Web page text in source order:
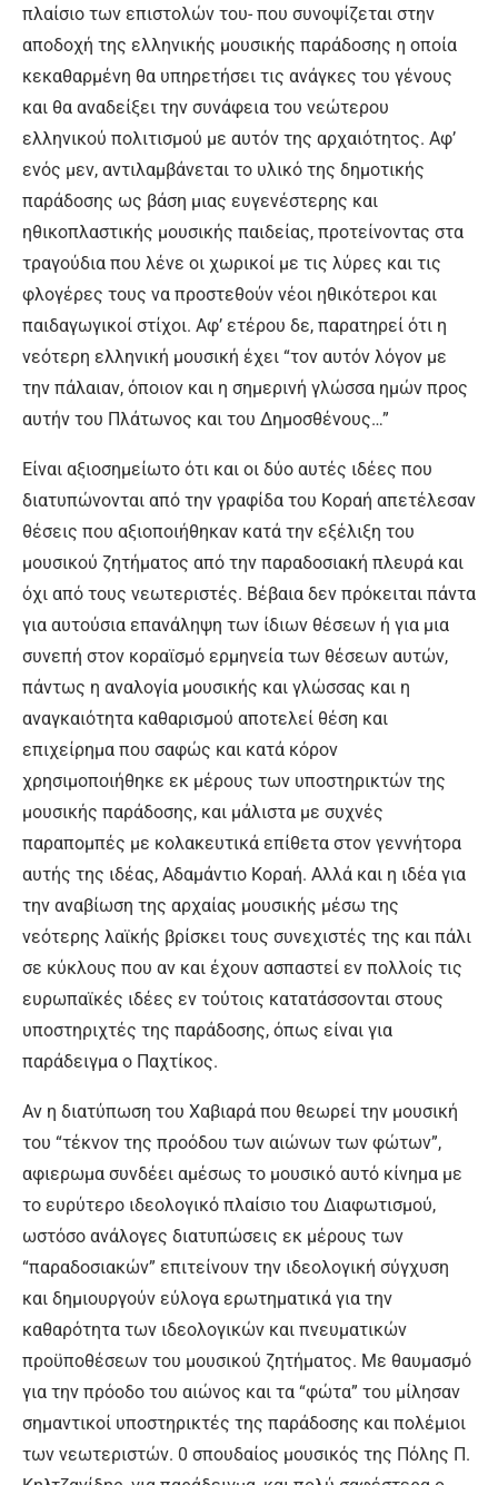
πλαίσιο των επιστολών του- που συνοψίζεται στην
αποδοχή της ελληνικής μουσικής παράδοσης η οποία
κεκαθαρμένη θα υπηρετήσει τις ανάγκες του γένους
και θα αναδείξει την συνάφεια του νεώτερου
ελληνικού πολιτισμού με αυτόν της αρχαιότητος. Αφ’
ενός μεν, αντιλαμβάνεται το υλικό της δημοτικής
παράδοσης ως βάση μιας ευγενέστερης και
ηθικοπλαστικής μουσικής παιδείας, προτείνοντας στα
τραγούδια που λένε οι χωρικοί με τις λύρες και τις
φλογέρες τους να προστεθούν νέοι ηθικότεροι και
παιδαγωγικοί στίχοι. Αφ’ ετέρου δε, παρατηρεί ότι η
νεότερη ελληνική μουσική έχει “τον αυτόν λόγον με
την πάλαιαν, όποιον και η σημερινή γλώσσα ημών προς
αυτήν του Πλάτωνος και του Δημοσθένους…”
Είναι αξιοσημείωτο ότι και οι δύο αυτές ιδέες που
διατυπώνονται από την γραφίδα του Κοραή απετέλεσαν
θέσεις που αξιοποιήθηκαν κατά την εξέλιξη του
μουσικού ζητήματος από την παραδοσιακή πλευρά και
όχι από τους νεωτεριστές. Βέβαια δεν πρόκειται πάντα
για αυτούσια επανάληψη των ίδιων θέσεων ή για μια
συνεπή στον κοραϊσμό ερμηνεία των θέσεων αυτών,
πάντως η αναλογία μουσικής και γλώσσας και η
αναγκαιότητα καθαρισμού αποτελεί θέση και
επιχείρημα που σαφώς και κατά κόρον
χρησιμοποιήθηκε εκ μέρους των υποστηρικτών της
μουσικής παράδοσης, και μάλιστα με συχνές
παραπομπές με κολακευτικά επίθετα στον γεννήτορα
αυτής της ιδέας, Αδαμάντιο Κοραή. Αλλά και η ιδέα για
την αναβίωση της αρχαίας μουσικής μέσω της
νεότερης λαϊκής βρίσκει τους συνεχιστές της και πάλι
σε κύκλους που αν και έχουν ασπαστεί εν πολλοίς τις
ευρωπαϊκές ιδέες εν τούτοις κατατάσσονται στους
υποστηριχτές της παράδοσης, όπως είναι για
παράδειγμα ο Παχτίκος.
Αν η διατύπωση του Χαβιαρά που θεωρεί την μουσική
του “τέκνον της προόδου των αιώνων των φώτων”,
αφιερωμα συνδέει αμέσως το μουσικό αυτό κίνημα με
το ευρύτερο ιδεολογικό πλαίσιο του Διαφωτισμού,
ωστόσο ανάλογες διατυπώσεις εκ μέρους των
“παραδοσιακών” επιτείνουν την ιδεολογική σύγχυση
και δημιουργούν εύλογα ερωτηματικά για την
καθαρότητα των ιδεολογικών και πνευματικών
προϋποθέσεων του μουσικού ζητήματος. Με θαυμασμό
για την πρόοδο του αιώνος και τα “φώτα” του μίλησαν
σημαντικοί υποστηρικτές της παράδοσης και πολέμιοι
των νεωτεριστών. 0 σπουδαίος μουσικός της Πόλης Π.